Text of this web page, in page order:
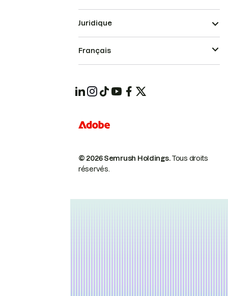
© 2026 Semrush Holdings.Tous droits
réservés.
Juridique
Français